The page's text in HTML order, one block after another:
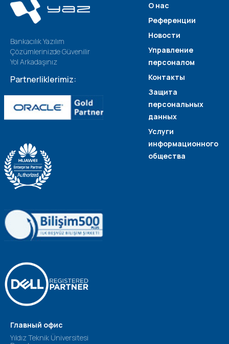
Bankacılık Yazılım
Çözümlerinizde Güvenilir
Yol Arkadaşınız
Partnerliklerimiz:
О нас
Референции
Новости
Управление
персоналом
Контакты
Защита
персональных
данных
Услуги
информационного
общества
Главный офис
Yıldız Teknik Üniversitesi